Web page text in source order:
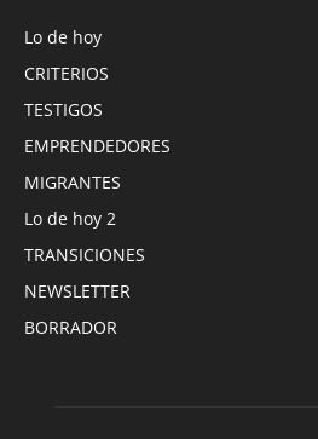
Lo de hoy
CRITERIOS
TESTIGOS
EMPRENDEDORES
MIGRANTES
Lo de hoy 2
TRANSICIONES
NEWSLETTER
BORRADOR